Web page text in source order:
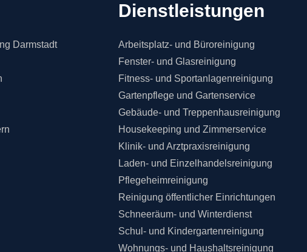
Darmstadt
Dienstleistungen
Arbeitsplatz- und Büroreinigung
Fenster- und Glasreinigung
Fitness- und Sportanlagenreinigung
Gartenpflege und Gartenservice
Gebäude- und Treppenhausreinigung
Housekeeping und Zimmerservice
Klinik- und Arztpraxisreinigung
Laden- und Einzelhandelsreinigung
Pflegeheimreinigung
Reinigung öffentlicher Einrichtungen
Schneeräum- und Winterdienst
Schul- und Kindergartenreinigung
Wohnungs- und Haushaltsreinigung